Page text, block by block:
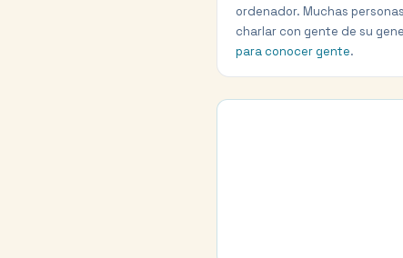
ordenador. Muchas
charlar con gente de su
para conocer gente.